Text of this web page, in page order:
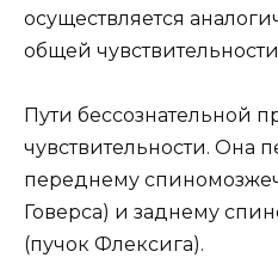
осуществляется
общей
Пути бессознательной
чувствительности. Она
переднему
Говерса) и заднему
(пучок Флексига).